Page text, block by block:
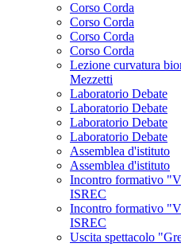
Corso Corda
Corso Corda
Corso Corda
Corso Corda
Lezione curvatura
Mezzetti
Laboratorio Debate
Laboratorio Debate
Laboratorio Debate
Laboratorio Debate
Assemblea d'istituto
Assemblea d'istituto
Incontro formativo
ISREC
Incontro formativo
ISREC
Uscita spettacolo